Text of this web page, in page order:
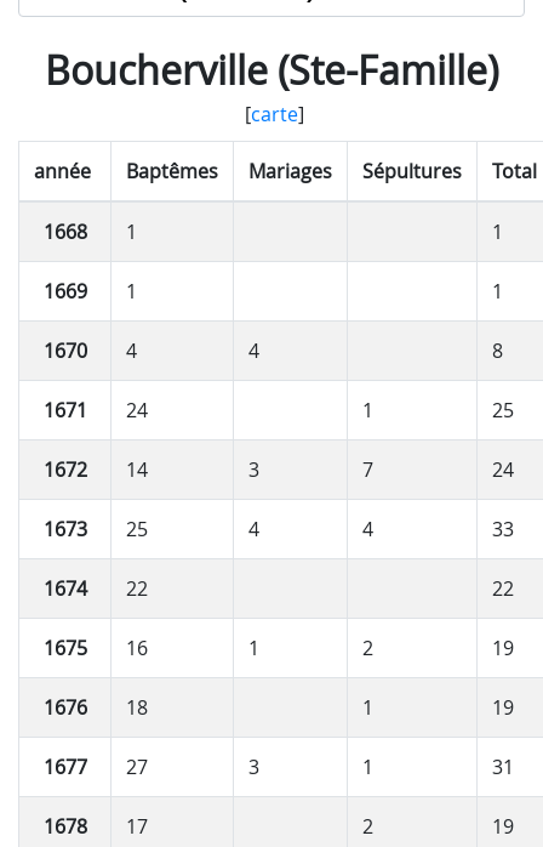
Boucherville (Ste-Famille)
[carte]
année Baptêmes Mariages Sépultures Total
1668 1 1
1669 1 1
1670 4 4 8
1671 24 1 25
1672 14 3 7 24
1673 25 4 4 33
1674 22 22
1675 16 1 2 19
1676 18 1 19
1677 27 3 1 31
1678 17 2 19